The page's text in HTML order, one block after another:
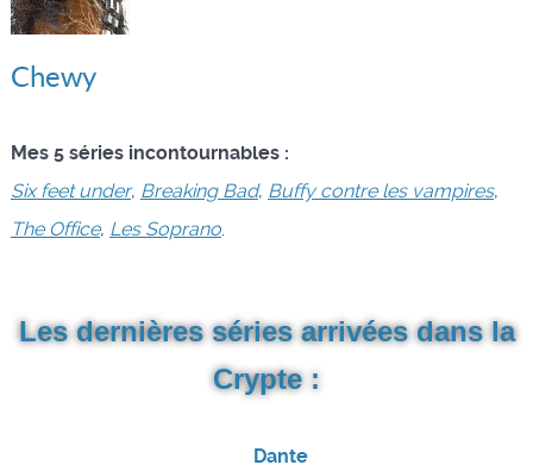
Chewy
Mes 5 séries incontournables :
Six feet under, Breaking Bad, Buffy contre les vampires,
The Office, Les Soprano.
Les dernières séries arrivées dans la
Crypte :
Dante